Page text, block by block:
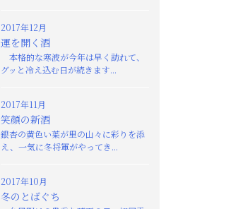
2017年12月
運を開く酒
本格的な寒波が今年は早く訪れて、
グッと冷え込む日が続きます...
2017年11月
笑顔の新酒
銀杏の黄色い葉が里の山々に彩りを添
え、一気に冬将軍がやってき...
2017年10月
冬のとばぐち